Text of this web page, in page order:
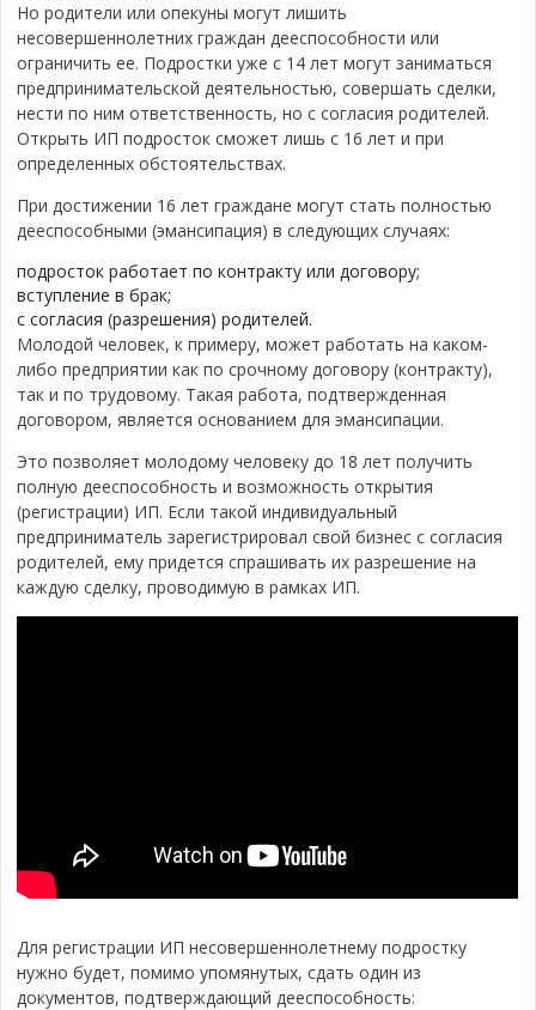
Но родители или опекуны могут лишить
несовершеннолетних граждан дееспособности или
ограничить ее. Подростки уже с 14 лет могут заниматься
предпринимательской деятельностью, совершать сделки,
нести по ним ответственность, но с согласия родителей.
Открыть ИП подросток сможет лишь с 16 лет и при
определенных обстоятельствах.
При достижении 16 лет граждане могут стать полностью
дееспособными (эмансипация) в следующих случаях:
подросток работает по контракту или договору;
вступление в брак;
с согласия (разрешения) родителей.
Молодой человек, к примеру, может работать на каком-
либо предприятии как по срочному договору (контракту),
так и по трудовому. Такая работа, подтвержденная
договором, является основанием для эмансипации.
Это позволяет молодому человеку до 18 лет получить
полную дееспособность и возможность открытия
(регистрации) ИП. Если такой индивидуальный
предприниматель зарегистрировал свой бизнес с согласия
родителей, ему придется спрашивать их разрешение на
каждую сделку, проводимую в рамках ИП.
Для регистрации ИП несовершеннолетнему подростку
нужно будет, помимо упомянутых, сдать один из
документов, подтверждающий дееспособность: